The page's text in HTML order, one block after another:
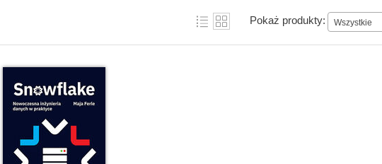
Pokaż produkty: Wszystkie